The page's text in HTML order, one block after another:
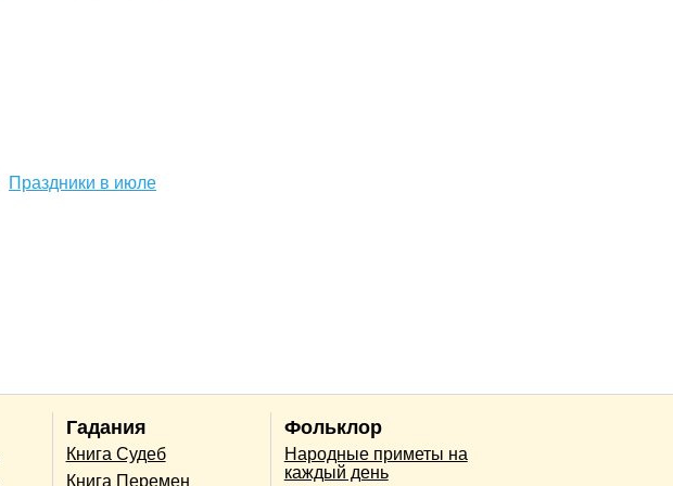
Праздники в июле
Гадания
Книга Судеб
Книга Перемен
Фольклор
Народные приметы на
каждый день